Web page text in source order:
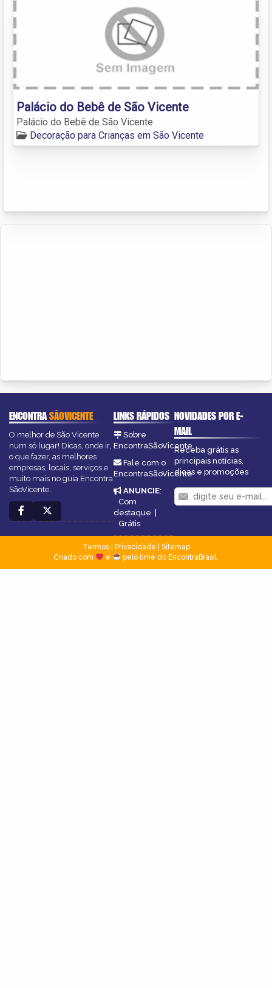
Palácio do Bebê de São Vicente
Palácio do Bebê de São Vicente
Decoração para Crianças em São Vicente
ENCONTRASÃOVICENTE
O melhor de São Vicente
num só lugar! Dicas, onde ir,
o que fazer, as melhores
empresas, locais, serviços e
muito mais no guia Encontra
SãoVicente.
LINKS RÁPIDOS
Sobre
EncontraSãoVicente
Fale com o
EncontraSãoVicente
ANUNCIE:
Com
destaque |
Grátis
NOVIDADES POR E-
MAIL
Receba grátis as
principais notícias,
dicas e promoções
Termos| Privacidade
Sitemap
Criado com
e pelo time do EncontraBrasil